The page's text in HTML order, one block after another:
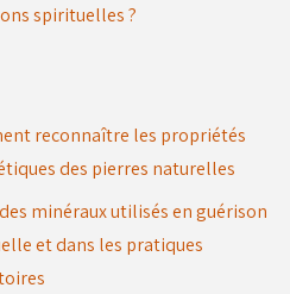
spirituelles ?
reconnaître les propriétés
des pierres naturelles
minéraux utilisés en guérison
et dans les pratiques